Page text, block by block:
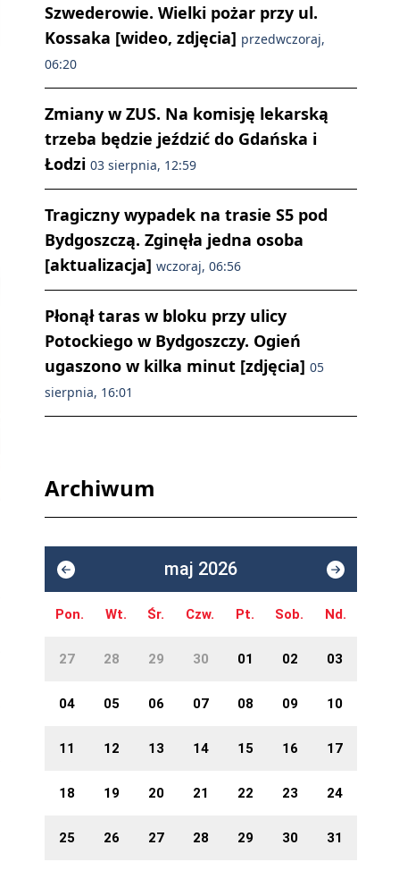
Szwederowie. Wielki pożar przy ul.
Kossaka [wideo, zdjęcia] przedwczoraj,
06:20
Zmiany w ZUS. Na komisję lekarską
trzeba będzie jeździć do Gdańska i
Łodzi 03 sierpnia, 12:59
Tragiczny wypadek na trasie S5 pod
Bydgoszczą. Zginęła jedna osoba
[aktualizacja] wczoraj, 06:56
Płonął taras w bloku przy ulicy
Potockiego w Bydgoszczy. Ogień
ugaszono w kilka minut [zdjęcia] 05
sierpnia, 16:01
Archiwum
maj 2026
Pon. Wt. Śr. Czw. Pt. Sob. Nd.
27 28 29 30 01 02 03
04 05 06 07 08 09 10
11 12 13 14 15 16 17
18 19 20 21 22 23 24
25 26 27 28 29 30 31